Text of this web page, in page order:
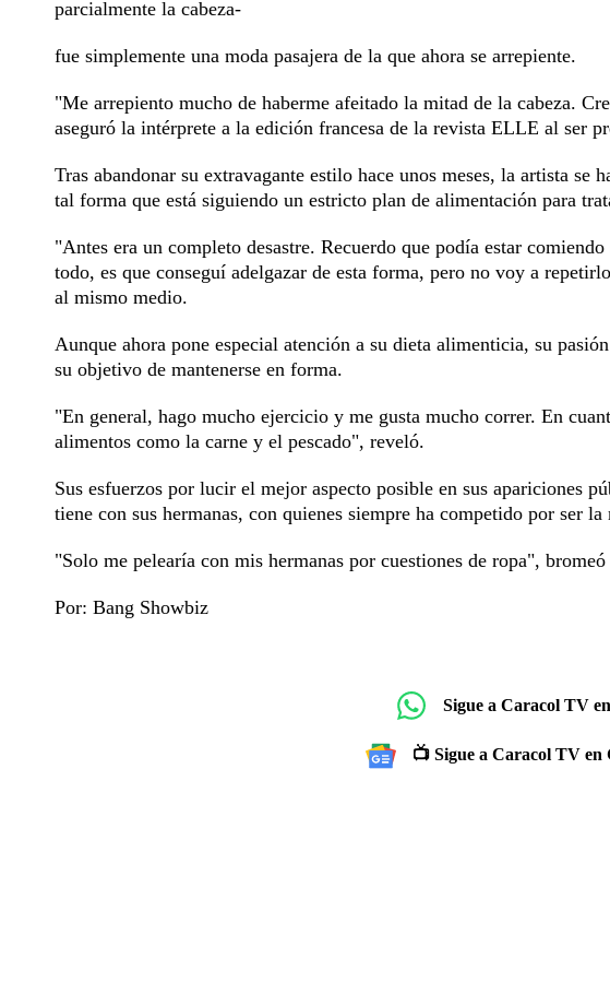
parcialmente la cabeza-
fue simplemente una moda pasajera de la que ahora se arrepiente.
"Me arrepiento mucho de haberme afeitado la mitad de la cabeza.
aseguró la intérprete a la edición francesa de la revista ELLE al ser
Tras abandonar su extravagante estilo hace unos meses, la artista se
tal forma que está siguiendo un estricto plan de alimentación para
"Antes era un completo desastre. Recuerdo que podía estar
todo, es que conseguí adelgazar de esta forma, pero no voy a
al mismo medio.
Aunque ahora pone especial atención a su dieta alimenticia, su
su objetivo de mantenerse en forma.
"En general, hago mucho ejercicio y me gusta mucho correr. En
alimentos como la carne y el pescado", reveló.
Sus esfuerzos por lucir el mejor aspecto posible en sus apariciones
tiene con sus hermanas, con quienes siempre ha competido por ser la
"Solo me pelearía con mis hermanas por cuestiones de ropa",
Por: Bang Showbiz
Sigue a Caracol TV
📺 Sigue a Caracol TV en